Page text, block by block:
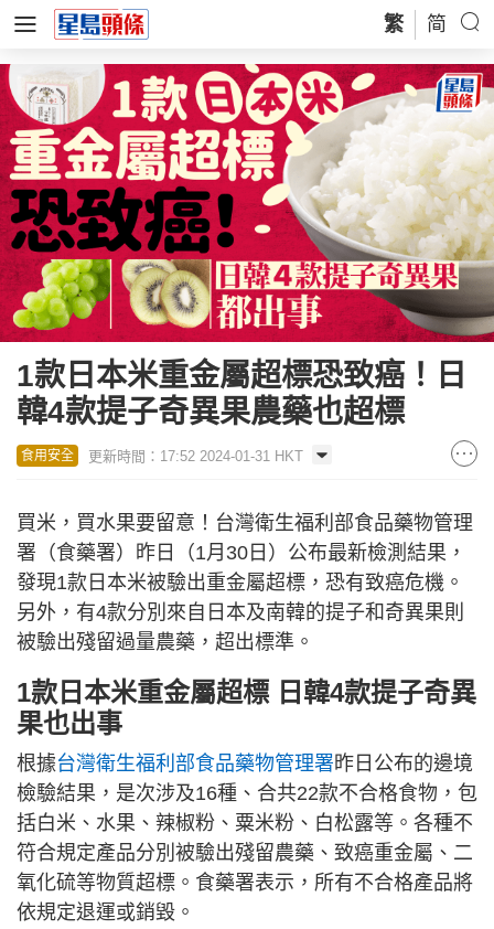
繁 简
1款日本米重金屬超標恐致癌！日
韓4款提子奇異果農藥也超標
食用安全 更新時間：17:52 2024-01-31 HKT
買米，買水果要留意！台灣衛生福利部食品藥物管理
署（食藥署）昨日（1月30日）公布最新檢測結果，
發現1款日本米被驗出重金屬超標，恐有致癌危機。
另外，有4款分別來自日本及南韓的提子和奇異果則
被驗出殘留過量農藥，超出標準。
1款日本米重金屬超標 日韓4款提子奇異
果也出事
根據台灣衛生福利部食品藥物管理署昨日公布的邊境
檢驗結果，是次涉及16種、合共22款不合格食物，包
括白米、水果、辣椒粉、粟米粉、白松露等。各種不
符合規定產品分別被驗出殘留農藥、致癌重金屬、二
氧化硫等物質超標。食藥署表示，所有不合格產品將
依規定退運或銷毀。